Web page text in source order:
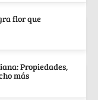
flor que
Propiedades,
más